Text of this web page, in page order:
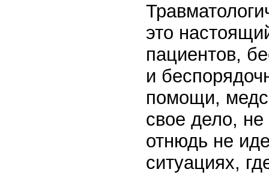
это
пациентов,
и
помощи,
свое дело, не
отнюдь не
ситуациях,